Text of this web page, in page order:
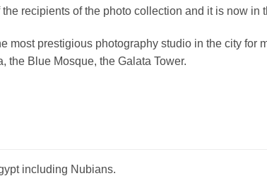
recipients of the photo collection and it is now in
most prestigious photography studio in the city for
the Blue Mosque, the Galata Tower.
including Nubians.